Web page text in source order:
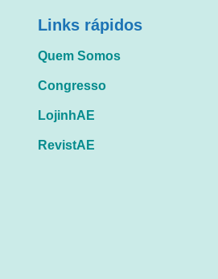
Links rápidos
Quem Somos
Congresso
LojinhAE
RevistAE